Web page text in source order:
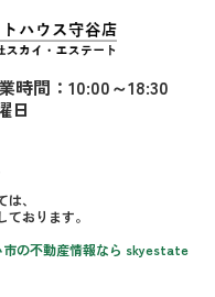
間：10:00～18:30
日
、
おります。
の不動産情報なら skyestate